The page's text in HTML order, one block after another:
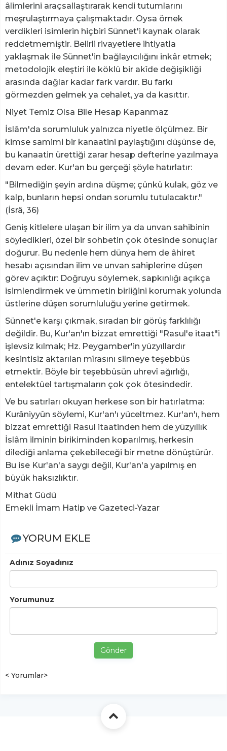
âlimlerini araçsallaştırarak kendi tutumlarını
meşrulaştırmaya çalışmaktadır. Oysa örnek
verdikleri isimlerin hiçbiri Sünnet'i kaynak olarak
reddetmemiştir. Belirli rivayetlere ihtiyatla
yaklaşmak ile Sünnet'in bağlayıcılığını inkâr etmek;
metodolojik eleştiri ile köklü bir akîde değişikliği
arasında dağlar kadar fark vardır. Bu farkı
görmezden gelmek ya cehalet, ya da kasıttır.
Niyet Temiz Olsa Bile Hesap Kapanmaz
İslâm'da sorumluluk yalnızca niyetle ölçülmez. Bir
kimse samimi bir kanaatini paylaştığını düşünse de,
bu kanaatin ürettiği zarar hesap defterine yazılmaya
devam eder. Kur'an bu gerçeği şöyle hatırlatır:
"Bilmediğin şeyin ardına düşme; çünkü kulak, göz ve
kalp, bunların hepsi ondan sorumlu tutulacaktır."
(İsrâ, 36)
Geniş kitlelere ulaşan bir ilim ya da unvan sahibinin
söyledikleri, özel bir sohbetin çok ötesinde sonuçlar
doğurur. Bu nedenle hem dünya hem de âhiret
hesabı açısından ilim ve unvan sahiplerine düşen
görev açıktır: Doğruyu söylemek, sapkınlığı açıkça
isimlendirmek ve ümmetin birliğini korumak yolunda
üstlerine düşen sorumluluğu yerine getirmek.
Sünnet'e karşı çıkmak, sıradan bir görüş farklılığı
değildir. Bu, Kur'an'ın bizzat emrettiği "Rasul'e itaat"i
işlevsiz kılmak; Hz. Peygamber'in yüzyıllardır
kesintisiz aktarılan mîrasını silmeye teşebbüs
etmektir. Böyle bir teşebbüsün uhrevî ağırlığı,
entelektüel tartışmaların çok çok ötesindedir.
Ve bu satırları okuyan herkese son bir hatırlatma:
Kurâniyyûn söylemi, Kur'an'ı yüceltmez. Kur'an'ı, hem
bizzat emrettiği Rasul itaatinden hem de yüzyıllık
İslâm ilminin birikiminden koparılmış, herkesin
dilediği anlama çekebileceği bir metne dönüştürür.
Bu ise Kur'an'a saygı değil, Kur'an'a yapılmış en
büyük haksızlıktır.
Mithat Güdü
Emekli İmam Hatip ve Gazeteci-Yazar
YORUM EKLE
Adınız Soyadınız
Yorumunuz
Gönder
< Yorumlar>